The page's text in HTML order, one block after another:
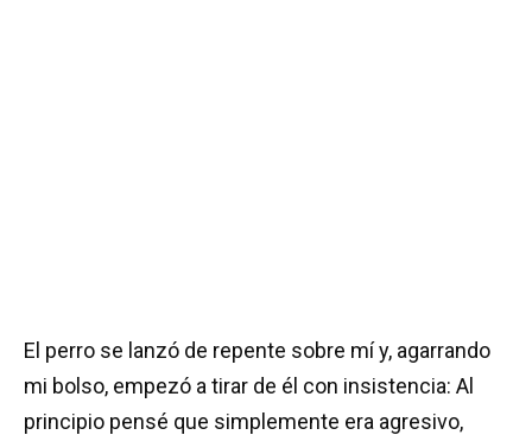
El perro se lanzó de repente sobre mí y, agarrando
mi bolso, empezó a tirar de él con insistencia: Al
principio pensé que simplemente era agresivo,